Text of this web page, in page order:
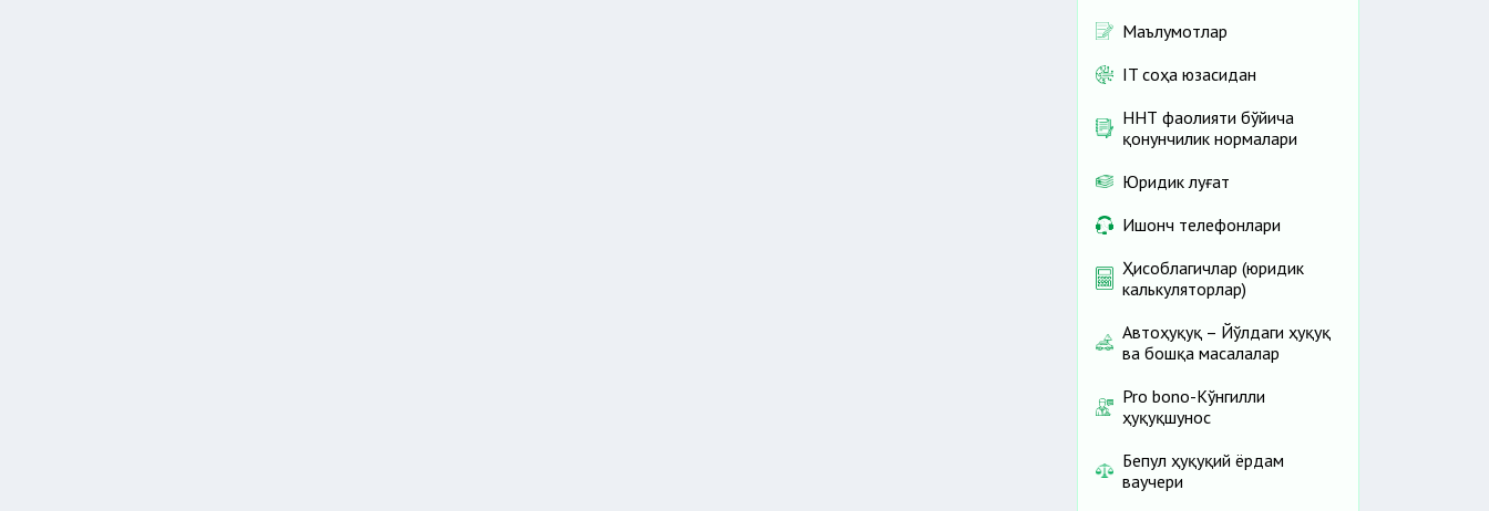
Маълумотлар
IT соҳа юзасидан
ННТ фаолияти бўйича
қонунчилик нормалари
Юридик луғат
Ишонч телефонлари
Ҳисоблагичлар (юридик
калькуляторлар)
Автоҳуқуқ – Йўлдаги ҳуқуқ
ва бошқа масалалар
Pro bono-Кўнгилли
ҳуқуқшунос
Бепул ҳуқуқий ёрдам
ваучери